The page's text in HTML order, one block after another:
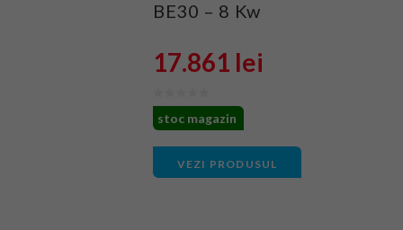
BE30 – 8 Kw
17.861 lei
stoc magazin
VEZI PRODUSUL